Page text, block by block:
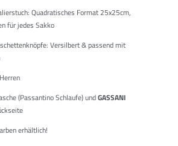
Quadratisches Format 25x25cm,
für jedes Sakko
Versilbert & passend mit
(Passantino Schlaufe) undGASSANI
erhältlich!